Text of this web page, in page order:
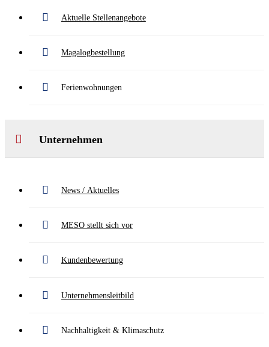
Aktuelle Stellenangebote
Magalogbestellung
Ferienwohnungen
Unternehmen
News / Aktuelles
MESO stellt sich vor
Kundenbewertung
Unternehmensleitbild
Nachhaltigkeit & Klimaschutz